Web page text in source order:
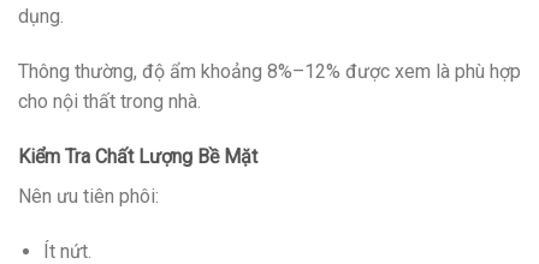
dụng.
Thông thường, độ ẩm khoảng 8%–12% được xem là phù hợp
cho nội thất trong nhà.
Kiểm Tra Chất Lượng Bề Mặt
Nên ưu tiên phôi:
Ít nứt.